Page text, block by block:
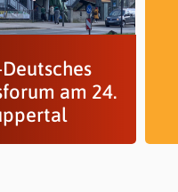
am 24.